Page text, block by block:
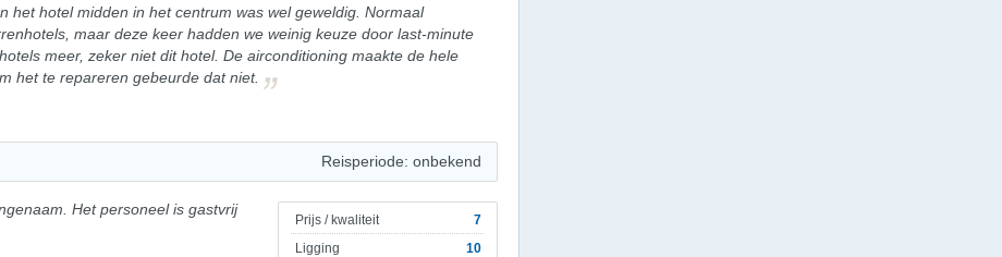
het hotel midden in het centrum was wel geweldig. Normaal
maar deze keer hadden we weinig keuze door last-minute
meer, zeker niet dit hotel. De airconditioning maakte de hele
het te repareren gebeurde dat niet.
Reisperiode: onbekend
Prijs / kwaliteit
7
Ligging
10
Het personeel is gastvrij